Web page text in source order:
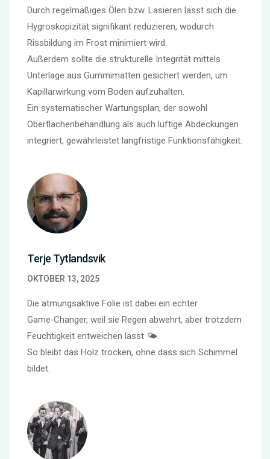
Durch regelmäßiges Ölen bzw. Lasieren lässt sich die
Hygroskopizität signifikant reduzieren, wodurch
Rissbildung im Frost minimiert wird.
Außerdem sollte die strukturelle Integrität mittels
Unterlage aus Gummimatten gesichert werden, um
Kapillarwirkung vom Boden aufzuhalten.
Ein systematischer Wartungsplan, der sowohl
Oberflächenbehandlung als auch luftige Abdeckungen
integriert, gewährleistet langfristige Funktionsfähigkeit.
Terje Tytlandsvik
OKTOBER 13, 2025
Die atmungsaktive Folie ist dabei ein echter
Game‑Changer, weil sie Regen abwehrt, aber trotzdem
Feuchtigkeit entweichen lässt 🌤️.
So bleibt das Holz trocken, ohne dass sich Schimmel
bildet.